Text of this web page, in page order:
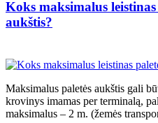
Koks maksimalus leistinas
aukštis?
Maksimalus paletės aukštis gali
krovinys imamas per terminalą,
maksimalus – 2 m. (žemės